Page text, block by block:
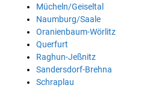
Mücheln/Geiseltal
Naumburg/Saale
Oranienbaum-Wörlitz
Querfurt
Raghun-Jeßnitz
Sandersdorf-Brehna
Schraplau